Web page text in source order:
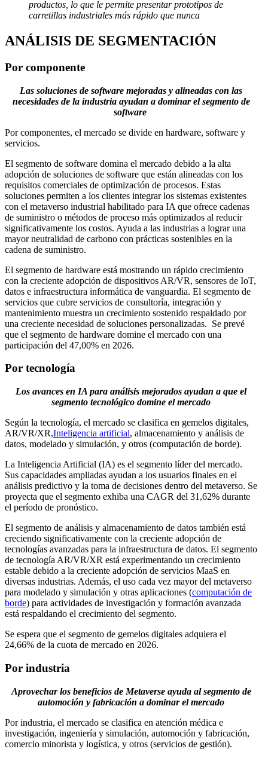
productos, lo que le permite presentar prototipos de
carretillas industriales más rápido que nunca
ANÁLISIS DE SEGMENTACIÓN
Por componente
Las soluciones de software mejoradas y alineadas con las
necesidades de la industria ayudan a dominar el segmento de
software
Por componentes, el mercado se divide en hardware, software y
servicios.
El segmento de software domina el mercado debido a la alta
adopción de soluciones de software que están alineadas con los
requisitos comerciales de optimización de procesos. Estas
soluciones permiten a los clientes integrar los sistemas existentes
con el metaverso industrial habilitado para IA que ofrece cadenas
de suministro o métodos de proceso más optimizados al reducir
significativamente los costos. Ayuda a las industrias a lograr una
mayor neutralidad de carbono con prácticas sostenibles en la
cadena de suministro.
El segmento de hardware está mostrando un rápido crecimiento
con la creciente adopción de dispositivos AR/VR, sensores de IoT,
datos e infraestructura informática de vanguardia. El segmento de
servicios que cubre servicios de consultoría, integración y
mantenimiento muestra un crecimiento sostenido respaldado por
una creciente necesidad de soluciones personalizadas. Se prevé
que el segmento de hardware domine el mercado con una
participación del 47,00% en 2026.
Por tecnología
Los avances en IA para análisis mejorados ayudan a que el
segmento tecnológico domine el mercado
Según la tecnología, el mercado se clasifica en gemelos digitales,
AR/VR/XR,Inteligencia artificial, almacenamiento y análisis de
datos, modelado y simulación, y otros (computación de borde).
La Inteligencia Artificial (IA) es el segmento líder del mercado.
Sus capacidades ampliadas ayudan a los usuarios finales en el
análisis predictivo y la toma de decisiones dentro del metaverso. Se
proyecta que el segmento exhiba una CAGR del 31,62% durante
el período de pronóstico.
El segmento de análisis y almacenamiento de datos también está
creciendo significativamente con la creciente adopción de
tecnologías avanzadas para la infraestructura de datos. El segmento
de tecnología AR/VR/XR está experimentando un crecimiento
estable debido a la creciente adopción de servicios MaaS en
diversas industrias. Además, el uso cada vez mayor del metaverso
para modelado y simulación y otras aplicaciones (computación de
borde) para actividades de investigación y formación avanzada
está respaldando el crecimiento del segmento.
Se espera que el segmento de gemelos digitales adquiera el
24,66% de la cuota de mercado en 2026.
Por industria
Aprovechar los beneficios de Metaverse ayuda al segmento de
automoción y fabricación a dominar el mercado
Por industria, el mercado se clasifica en atención médica e
investigación, ingeniería y simulación, automoción y fabricación,
comercio minorista y logística, y otros (servicios de gestión).